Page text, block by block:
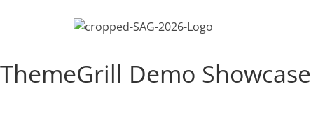
ThemeGrill Demo Showcase